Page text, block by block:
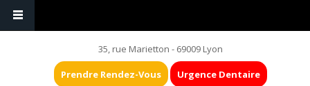
35, rue Marietton - 69009 Lyon
Prendre Rendez-Vous Urgence Dentaire